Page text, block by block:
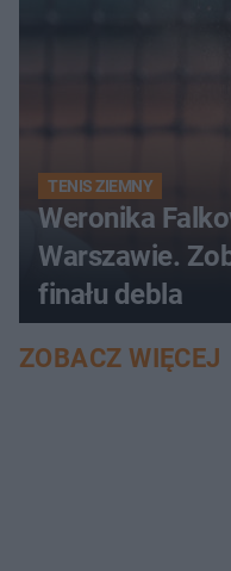
TENIS ZIEMNY
Weronika
Warszawie.
finału debla
ZOBACZ WIĘCEJ